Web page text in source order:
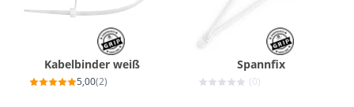
Kabelbinder weiß
5,00(2)
Spannfix
(0)